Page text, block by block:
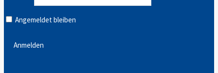
Angemeldet bleiben